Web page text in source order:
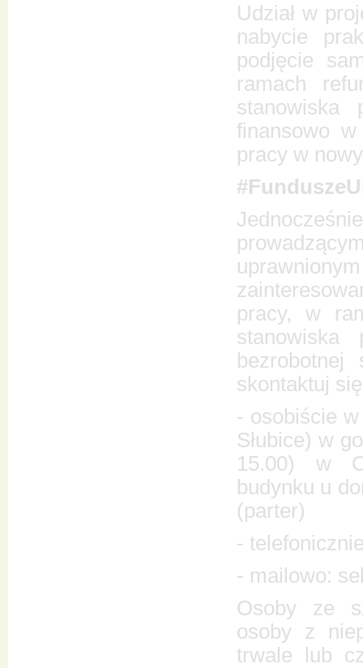
Udział w
nabycie
podjęcie
ramach
stanowiska
finansowo
pracy w
pracy, w
stanowiska
bezrobotnej
skontaktuj
- osobiście
Słubice) w
15.00) w
budynku u
(parter)
-
- mailowo:
Osoby ze
osoby z
trwale lub